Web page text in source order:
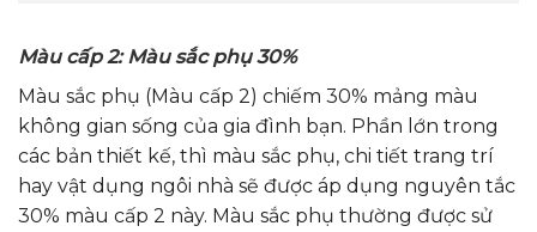
Màu cấp 2: Màu sắc phụ 30%
Màu sắc phụ (Màu cấp 2) chiếm 30% mảng màu
không gian sống của gia đình bạn. Phần lớn trong
các bản thiết kế, thì màu sắc phụ, chi tiết trang trí
hay vật dụng ngôi nhà sẽ được áp dụng nguyên tắc
30% màu cấp 2 này. Màu sắc phụ thường được sử